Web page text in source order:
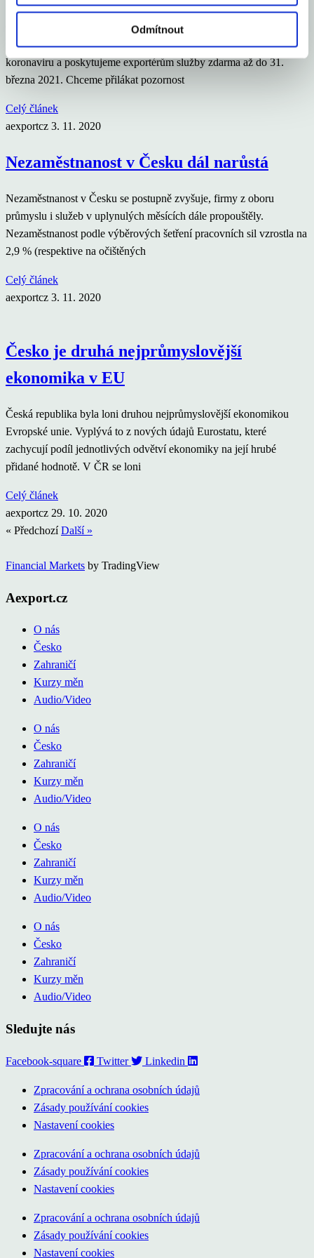
Odmítnout
Česká agentura na podporu obchodu (CzechTrade) prodloužila svou
nabídku poskytování služeb zdarma. „Reagujeme na druhou vlnu
koronaviru a poskytujeme exportérům služby zdarma až do 31.
března 2021. Chceme přilákat pozornost
Celý článek
aexportcz 3. 11. 2020
Nezaměstnanost v Česku dál narůstá
Nezaměstnanost v Česku se postupně zvyšuje, firmy z oboru
průmyslu i služeb v uplynulých měsících dále propouštěly.
Nezaměstnanost podle výběrových šetření pracovních sil vzrostla na
2,9 % (respektive na očištěných
Celý článek
aexportcz 3. 11. 2020
Česko je druhá nejprůmyslovější
ekonomika v EU
Česká republika byla loni druhou nejprůmyslovější ekonomikou
Evropské unie. Vyplývá to z nových údajů Eurostatu, které
zachycují podíl jednotlivých odvětví ekonomiky na její hrubé
přidané hodnotě. V ČR se loni
Celý článek
aexportcz 29. 10. 2020
« Předchozí Další »
Financial Markets by TradingView
Aexport.cz
O nás
Česko
Zahraničí
Kurzy měn
Audio/Video
O nás
Česko
Zahraničí
Kurzy měn
Audio/Video
O nás
Česko
Zahraničí
Kurzy měn
Audio/Video
O nás
Česko
Zahraničí
Kurzy měn
Audio/Video
Sledujte nás
Facebook-square Twitter Linkedin
Zpracování a ochrana osobních údajů
Zásady používání cookies
Nastavení cookies
Zpracování a ochrana osobních údajů
Zásady používání cookies
Nastavení cookies
Zpracování a ochrana osobních údajů
Zásady používání cookies
Nastavení cookies